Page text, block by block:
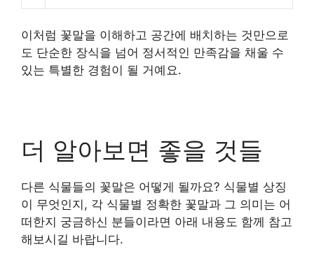
이처럼 꽃말을 이해하고 공간에 배치하는 것만으로
도 단순한 장식을 넘어 정서적인 만족감을 채울 수
있는 특별한 경험이 될 거예요.
더 알아보면 좋을 것들
다른 식물들의 꽃말은 어떻게 될까요? 식물별 상징
이 무엇인지, 각 식물별 정확한 꽃말과 그 의미는 어
떠한지 궁금하신 분들이라면 아래 내용도 함께 참고
해보시길 바랍니다.